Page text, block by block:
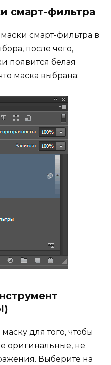
смарт-фильтра
смарт-фильтра в
после чего,
появится белая
маска выбрана:
для того, чтобы
оригинальные, не
Выберите на